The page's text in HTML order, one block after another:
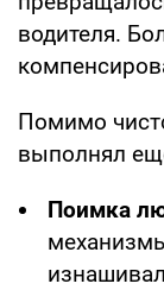
водителя.
Помимо
выполнял
Поимка